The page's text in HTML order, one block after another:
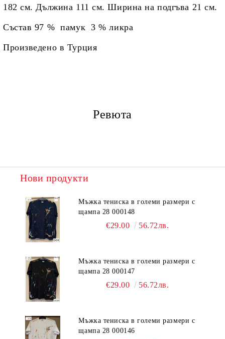
182 см. Дължина 111 см. Ширина на подгъва 21 см.
Състав 97 % памук 3 % ликра
Произведено в Турция
Ревюта
Нови продукти
Мъжка тениска в големи размери с
щампа 28 000148
€29.00 56.72лв.
Мъжка тениска в големи размери с
щампа 28 000147
€29.00 56.72лв.
Мъжка тениска в големи размери с
щампа 28 000146